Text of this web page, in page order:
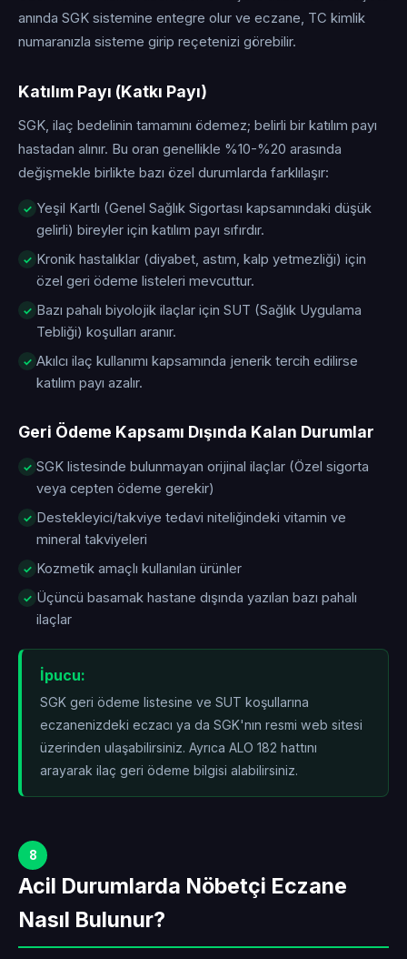
anında SGK sistemine entegre olur ve eczane, TC kimlik
numaranızla sisteme girip reçetenizi görebilir.
Katılım Payı (Katkı Payı)
SGK, ilaç bedelinin tamamını ödemez; belirli bir katılım payı
hastadan alınır. Bu oran genellikle %10-%20 arasında
değişmekle birlikte bazı özel durumlarda farklılaşır:
Yeşil Kartlı (Genel Sağlık Sigortası kapsamındaki düşük
gelirli) bireyler için katılım payı sıfırdır.
Kronik hastalıklar (diyabet, astım, kalp yetmezliği) için
özel geri ödeme listeleri mevcuttur.
Bazı pahalı biyolojik ilaçlar için SUT (Sağlık Uygulama
Tebliği) koşulları aranır.
Akılcı ilaç kullanımı kapsamında jenerik tercih edilirse
katılım payı azalır.
Geri Ödeme Kapsamı Dışında Kalan Durumlar
SGK listesinde bulunmayan orijinal ilaçlar (Özel sigorta
veya cepten ödeme gerekir)
Destekleyici/takviye tedavi niteliğindeki vitamin ve
mineral takviyeleri
Kozmetik amaçlı kullanılan ürünler
Üçüncü basamak hastane dışında yazılan bazı pahalı
ilaçlar
İpucu:
SGK geri ödeme listesine ve SUT koşullarına
eczanenizdeki eczacı ya da SGK'nın resmi web sitesi
üzerinden ulaşabilirsiniz. Ayrıca ALO 182 hattını
arayarak ilaç geri ödeme bilgisi alabilirsiniz.
8
Acil Durumlarda Nöbetçi Eczane
Nasıl Bulunur?